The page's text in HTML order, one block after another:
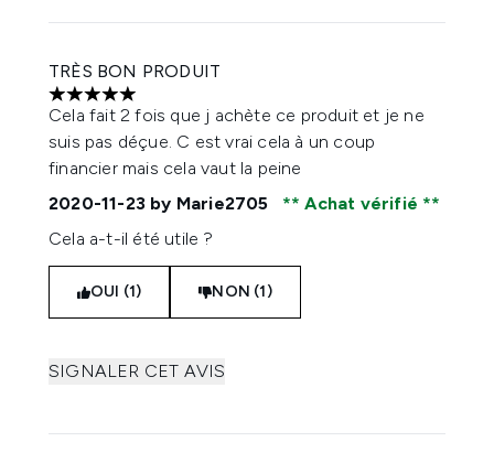
TRÈS BON PRODUIT
5 étoiles sur un maximum de 5
Cela fait 2 fois que j achète ce produit et je ne
suis pas déçue. C est vrai cela à un coup
financier mais cela vaut la peine
2020-11-23 by Marie2705
Achat vérifié
Cela a-t-il été utile ?
OUI (1) NON (1)
SIGNALER CET AVIS